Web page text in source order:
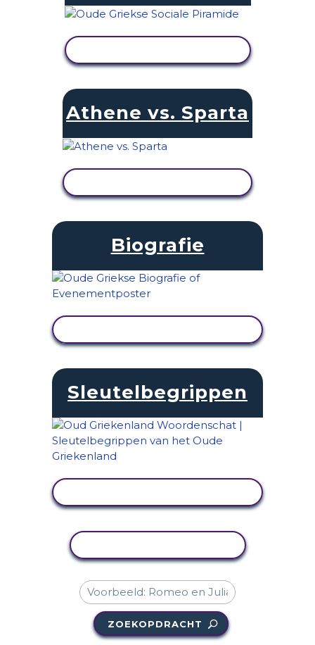
Athene vs. Sparta
Biografie
Sleutelbegrippen
ZOEKOPDRACHT